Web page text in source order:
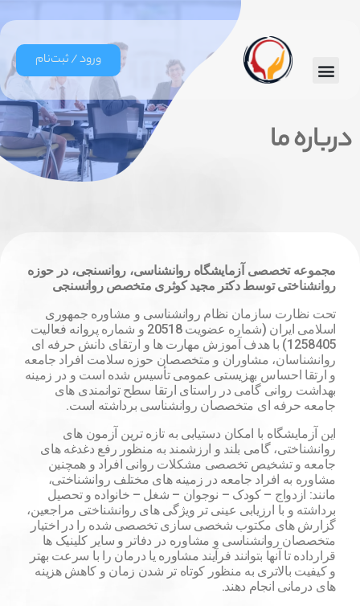
ورود / ثبت‌نام
درباره ما
مجموعه تخصصی آزمایشگاه روانشناسی، روانسنجی، در حوزه
روانشناختی توسط دکتر مجید کوثری متخصص روانسنجی
تحت نظارت سازمان نظام روانشناسی و مشاوره جمهوری
اسلامی ایران (شماره عضویت 20518 و شماره پروانه فعالیت
1258405) با هدف آموزش مهارت ها و ارتقای دانش حرفه ای
روانشناسان، مشاوران و متخصصان حوزه سلامت افراد جامعه
و ارتقا احساس بهزیستی عمومی تأسیس شده است و در زمینه
بهداشت روانی گامی در راستای ارتقا سطح توانمندی های
جامعه حرفه ای متخصصان روانشناسی برداشته است.
این آزمایشگاه با امکان دستیابی به تازه ترین آزمون های
روانشناختی، گامی بلند و ارزشمند به منظور رفع دغدغه های
جامعه و تشخیص تخصصی مشکلات روانی افراد و همچنین
مشاوره به افراد جامعه در زمینه های مختلف روانشناختی،
مانند: ازدواج – کودک – نوجوان – شغل – خانواده و تحصیل
برداشته و با ارزیابی عینی تر ویژگی های روانشناختی مراجعین،
گزارش های مکتوب شخصی سازی تخصصی شده را در اختیار
متخصصان روانشناسی و مشاوره در دفاتر و سایر کلینیک ها
قرارداده تا آنها بتوانند فرآیند مشاوره یا درمان را با سرعت بهتر
و کیفیت بالاتری به منظور کوتاه تر شدن زمان و کاهش هزینه
های درمانی انجام دهند.